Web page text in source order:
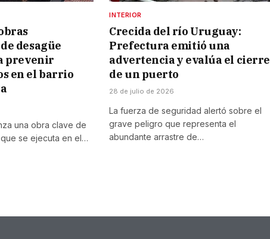
desagüe
prevenir
en el barrio
una obra clave de
se ejecuta en el…
INTERIOR
Crecida del río Uruguay:
Prefectura emitió una
advertencia y evalúa el cierre
de un puerto
28 de julio de 2026
La fuerza de seguridad alertó sobre el
grave peligro que representa el
abundante arrastre de…